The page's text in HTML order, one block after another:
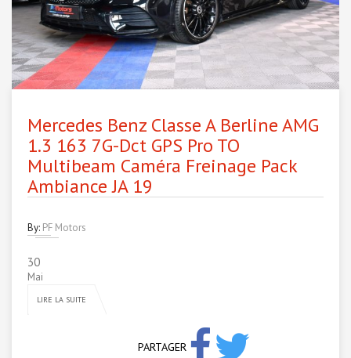
Mercedes Benz Classe A Berline AMG
1.3 163 7G-Dct GPS Pro TO
Multibeam Caméra Freinage Pack
Ambiance JA 19
By: PF Motors
30
Mai
LIRE LA SUITE
PARTAGER